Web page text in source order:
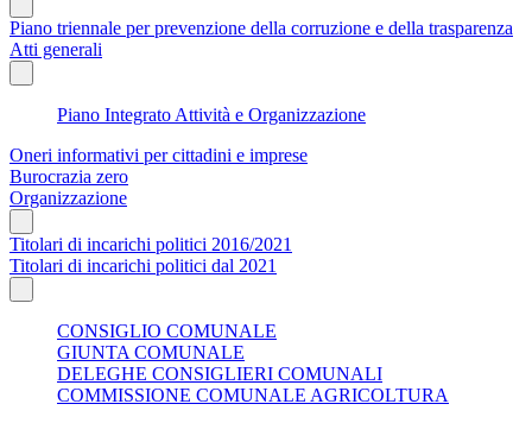
Piano triennale per prevenzione della corruzione e della trasparenza
Atti generali
Piano Integrato Attività e Organizzazione
Oneri informativi per cittadini e imprese
Burocrazia zero
Organizzazione
Titolari di incarichi politici 2016/2021
Titolari di incarichi politici dal 2021
CONSIGLIO COMUNALE
GIUNTA COMUNALE
DELEGHE CONSIGLIERI COMUNALI
COMMISSIONE COMUNALE AGRICOLTURA